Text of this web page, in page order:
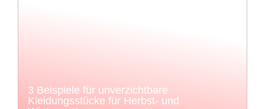
3 Beispiele für unverzichtbare
Kleidungsstücke für Herbst- und